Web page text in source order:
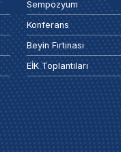
Sempozyum
Konferans
Beyin Fırtınası
EİK Toplantıları